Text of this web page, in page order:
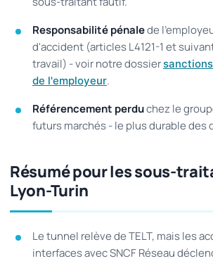
Responsabilité pénalede
d'accident (articles L4121-1 et
travail) - voir notre dossier
de l'employeur.
Référencement perduchez le
futurs marchés - le plus durable des
Résumé pour les sous-
Lyon-Turin
Le tunnel relève de TELT, mais les
interfaces avec SNCF Réseau